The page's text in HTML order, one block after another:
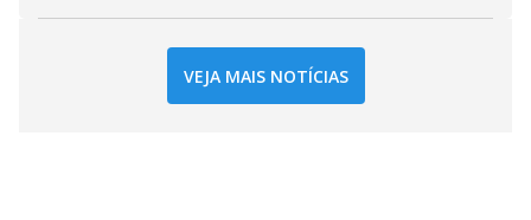
VEJA MAIS NOTÍCIAS